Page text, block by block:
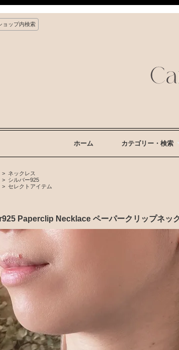
ョップ内検索
ホーム カテゴリー・検索
> ネックレス
> シルバー925
> セレクトアイテム
Paperclip Necklace ペーパークリップネ